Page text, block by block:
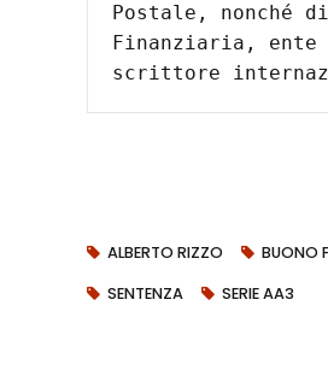
Postale, nonché
Finanziaria, ente
scrittore
ALBERTO RIZZO
BUONO
SENTENZA
SERIE AA3